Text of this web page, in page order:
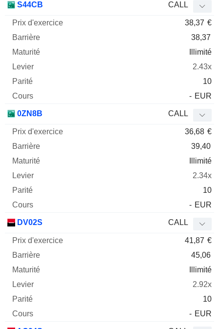
S44CB CALL
38,37 €
38,37
Illimité
2.43x
10
- EUR
0ZN8B CALL
36,68 €
39,40
Illimité
2.34x
10
- EUR
DV02S CALL
41,87 €
45,06
Illimité
2.92x
10
- EUR